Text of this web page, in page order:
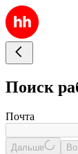
Поиск
Почта
Дальше